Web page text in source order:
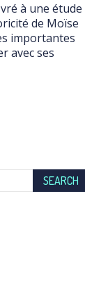
à une étude
de Moïse
importantes
avec ses